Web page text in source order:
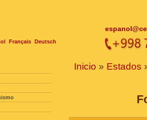
Français Deutsch
Inicio » Estados